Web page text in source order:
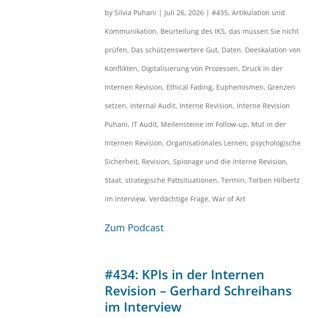
by Silvia Puhani | Juli 26, 2026| #435, Artikulation und
Kommunikation, Beurteilung des IKS, das müssen Sie nicht
prüfen, Das schützenswertere Gut, Daten, Deeskalation von
Konflikten, Digitalisierung von Prozessen, Druck in der
Internen Revision, Ethical Fading, Euphemismen, Grenzen
setzen, Internal Audit, Interne Revision, Interne Revision
Puhani, IT Audit, Meilensteine im Follow-up, Mut in der
Internen Revision, Organisationales Lernen, psychologische
Sicherheit, Revision, Spionage und die Interne Revision,
Staat, strategische Pattsituationen, Termin, Torben Hilbertz
im Interview, Verdächtige Frage, War of Art
Zum Podcast
#434: KPIs in der Internen
Revision – Gerhard Schreihans
im Interview